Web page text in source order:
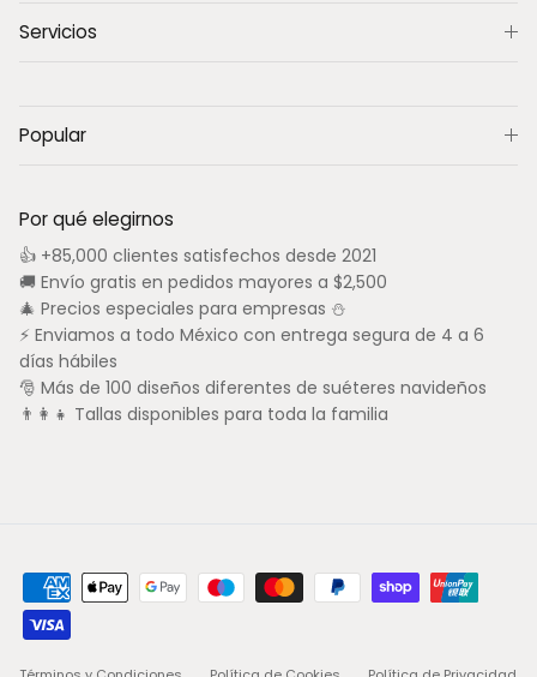
Servicios
Popular
Por qué elegirnos
👍 +85,000 clientes satisfechos desde 2021
🚚 Envío gratis en pedidos mayores a $2,500
🎄 Precios especiales para empresas ⛄
⚡ Enviamos a todo México con entrega segura de 4 a 6
días hábiles
🎅 Más de 100 diseños diferentes de suéteres navideños
👨‍👩‍👧 Tallas disponibles para toda la familia